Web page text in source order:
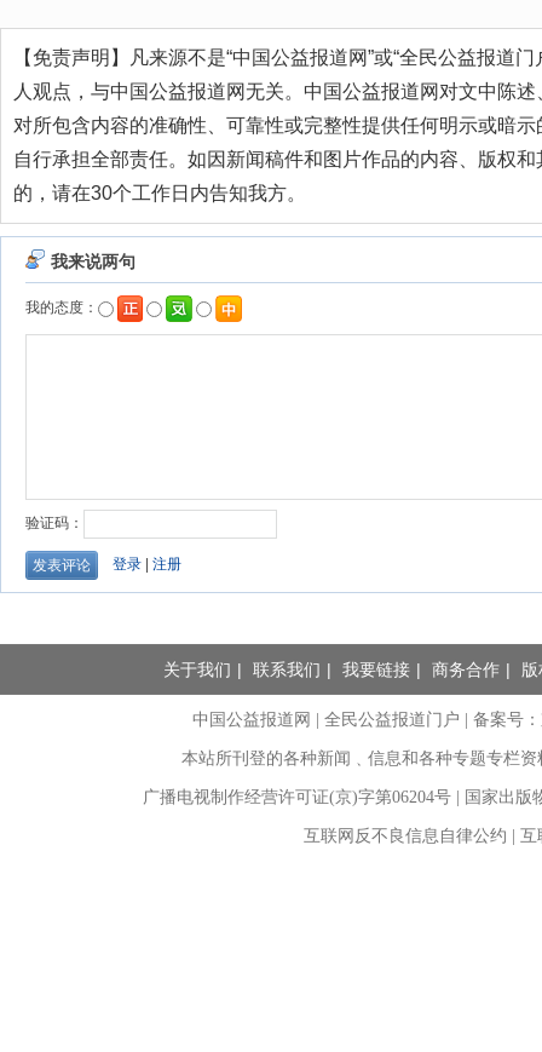
【免责声明】凡来源不是“中国公益报道网”或“全民公益报道
人观点，与中国公益报道网无关。中国公益报道网对文中陈
对所包含内容的准确性、可靠性或完整性提供任何明示或暗
自行承担全部责任。如因新闻稿件和图片作品的内容、版权
的，请在30个工作日内告知我方。
关于我们 | 联系我们 | 我要链接 | 商务合作 |
中国公益报道网 | 全民公益报道门户 |备案号
本站所刊登的各种新闻﹑信息和各种专题专栏
广播电视制作经营许可证(京)字第06204号 | 国家出
互联网反不良信息自律公约 |